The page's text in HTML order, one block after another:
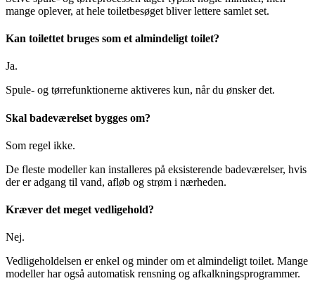
mange oplever, at hele toiletbesøget bliver lettere samlet set.
Kan toilettet bruges som et almindeligt toilet?
Ja.
Spule- og tørrefunktionerne aktiveres kun, når du ønsker det.
Skal badeværelset bygges om?
Som regel ikke.
De fleste modeller kan installeres på eksisterende badeværelser, hvis
der er adgang til vand, afløb og strøm i nærheden.
Kræver det meget vedligehold?
Nej.
Vedligeholdelsen er enkel og minder om et almindeligt toilet. Mange
modeller har også automatisk rensning og afkalkningsprogrammer.